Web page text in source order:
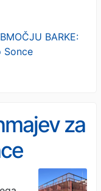
BARKE:
Sonce
za